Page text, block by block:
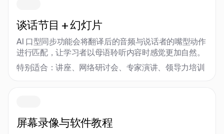
谈话节目 + 幻灯片
AI 口型同步功能会将翻译后的音频与说话者的嘴型动作
进行匹配，让学习者以母语聆听内容时感觉更加自然。
特别适合：讲座、网络研讨会、专家演讲、领导力培训
屏幕录像与软件教程